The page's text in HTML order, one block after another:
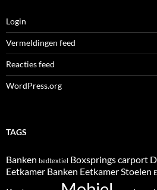
Login
Vermeldingen feed
Reacties feed
WordPress.org
TAGS
Banken bedtextiel Boxspringscarport
Eetkamer Banken Eetkamer Stoelen